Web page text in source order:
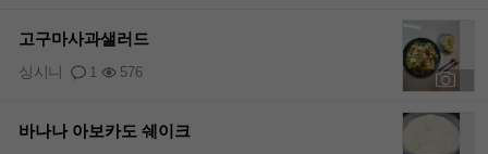
고구마사과샐러드
1 576
싱시니
바나나 아보카도 쉐이크